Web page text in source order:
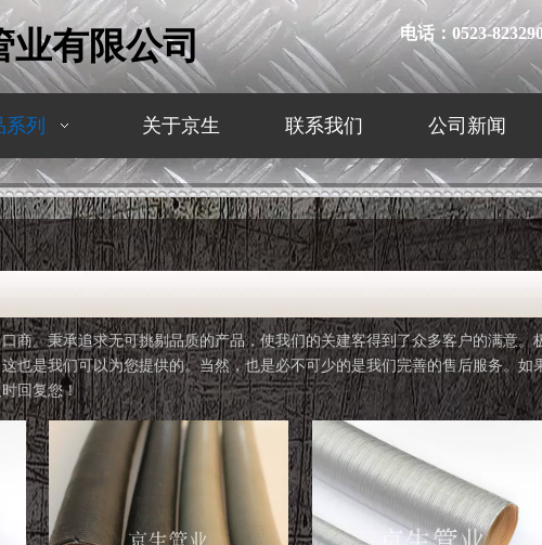
业有限公司 电话：0523-
系列 关于京生 联系我们 公司新闻
商。秉承追求无可挑剔品质的产品，使我们的关建客得到了众多客户的满意。
也是我们可以为您提供的。当然，也是必不可少的是我们完善的售后服务。如
回复您！